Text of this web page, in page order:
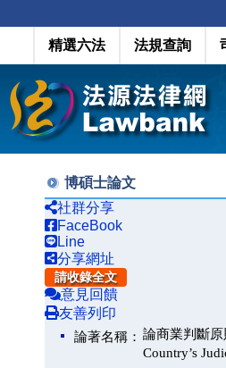
精選六法 法規查詢
博碩士論文
社群分享
FaceBook
Line
分享網址
請收錄全文
意見回饋
友善列印
論著名稱： 論商業判斷原
Country’s